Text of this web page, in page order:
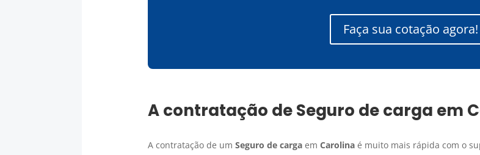
Faça sua cotação agora!
A contratação deSeguro de carga em
A contratação de um Seguro de cargaem Carolinaé muito mais rápida com o